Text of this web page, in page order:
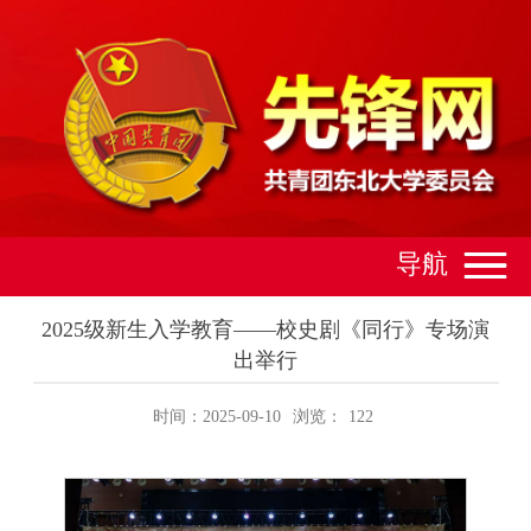
导航
2025级新生入学教育——校史剧《同行》专场演
出举行
时间：2025-09-10 浏览： 122